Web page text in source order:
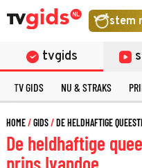
stem
tvgids
TV GIDS NU & STRAKS
HOME GIDS DE HELDHAFTIGE
De heldhaftige
prins Ivandoe